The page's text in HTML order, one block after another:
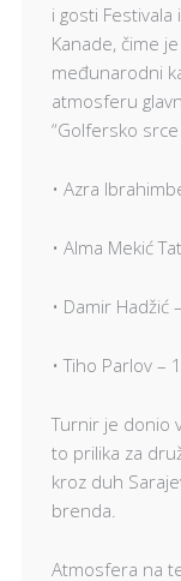
i gosti Festivala
Kanade, čime
međunarodni
atmosferu
“Golfersko
• Azra
• Alma Mekić
• Damir
• Tiho Parlov –
Turnir je donio
to prilika za
kroz duh
brenda.
Atmosfera na